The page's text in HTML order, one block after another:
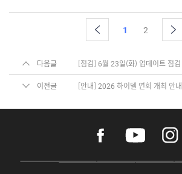
1 2
다음글
이전글 [안내] 2026 하이델 연회 개최 안내
a
e
o
t
i
n
s
t
P
A
G
O